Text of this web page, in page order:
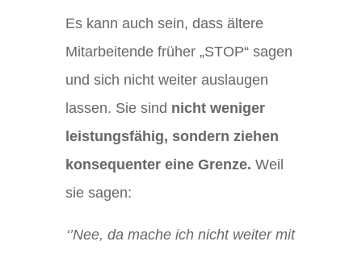
Es kann auch sein, dass ältere
Mitarbeitende früher „STOP“ sagen
und sich nicht weiter auslaugen
lassen. Sie sind nicht weniger
leistungsfähig, sondern ziehen
konsequenter eine Grenze. Weil
sie sagen:
‘’Nee, da mache ich nicht weiter mit